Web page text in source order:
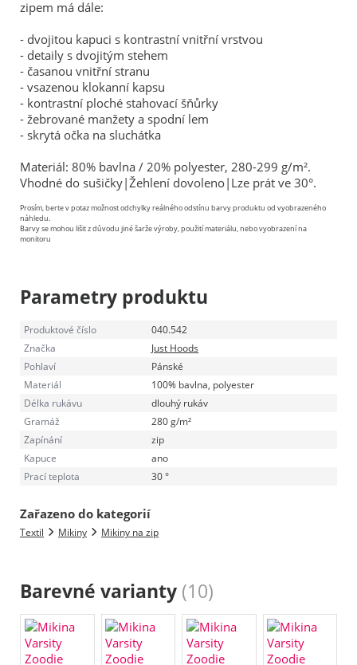
zipem má dále:
- dvojitou kapuci s kontrastní vnitřní vrstvou
- detaily s dvojitým stehem
- časanou vnitřní stranu
- vsazenou klokanní kapsu
- kontrastní ploché stahovací šňůrky
- žebrované manžety a spodní lem
- skrytá očka na sluchátka
Materiál: 80% bavlna / 20% polyester, 280-299 g/m².
Vhodné do sušičky|Žehlení dovoleno|Lze prát ve 30°.
Prosím, berte v potaz možnost odchylky reálného odstínu barvy produktu od vyobrazeného
náhledu.
Barvy se mohou lišit z důvodu jiné šarže výroby, použití materiálu, nebo vyobrazení na
monitoru
Parametry produktu
Produktové číslo
040.542
Značka
Just Hoods
Pohlaví
Pánské
Materiál
100% bavlna, polyester
Délka rukávu
dlouhý rukáv
Gramáž
280 g/m²
Zapínání
zip
Kapuce
ano
Prací teplota
30 °
Zařazeno do kategorií
Textil Mikiny Mikiny na zip
Barevné varianty (10)